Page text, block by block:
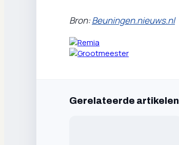
Bron:Beuningen.nieuws.nl
Gerelateerde artikelen